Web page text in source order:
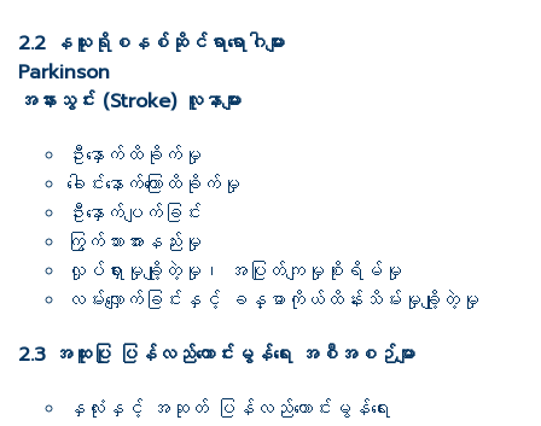
2.2 နယူးရိုစနစ်ဆိုင်ရာရောဂါများ
Parkinson
အနားသွင်း (Stroke) လူနာများ
ဦးနှောက်ထိခိုက်မှု
ခေါင်းနောက်ကြောထိခိုက်မှု
ဦးနှောက်ပျက်ခြင်း
ကြွက်သားအားနည်းမှု
လှုပ်ရှားမှုချို့တဲ့မှု၊ အပြုတ်ကျမှုစိုးရိမ်မှု
လမ်းလျှောက်ခြင်းနှင့် ခန္ဓာကိုယ်ထိန်းသိမ်းမှုချို့တဲ့မှု
2.3 အထူးပြု ပြန်လည်ကောင်းမွန်ရေး အစီအစဉ်မျာ
နှလုံးနှင့် အဆုတ် ပြန်လည်ကောင်းမွန်ရေး